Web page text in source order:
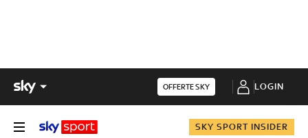
OFFERTE SKY LOGIN
SKY SPORT INSIDER